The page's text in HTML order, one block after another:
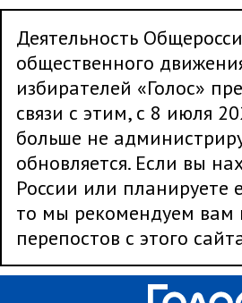
Деятельность
общественного
избирателей «Голос»
связи с этим, с 8 июля
больше не
обновляется. Если вы
России или планируете
то мы рекомендуем вам
перепостов с этого